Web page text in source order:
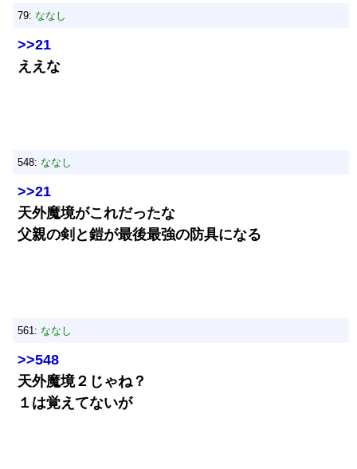
79: ななし
>>21
ええな
548: ななし
>>21
天外魔境がこれだったな
父親の剣と鎧が最後最強の防具になる
561: ななし
>>548
天外魔境２じゃね？
１は覚えてないが